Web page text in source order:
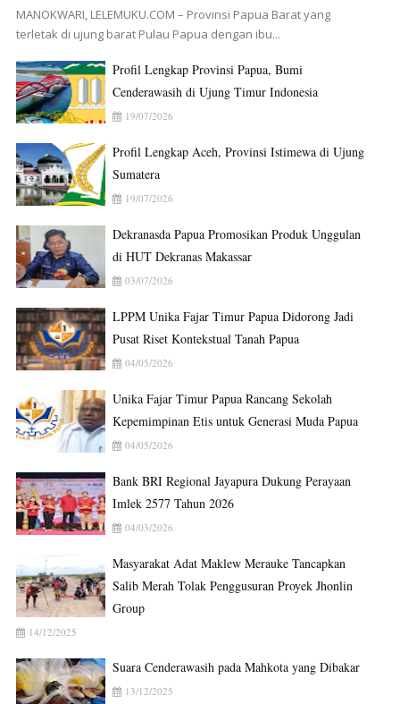
MANOKWARI, LELEMUKU.COM – Provinsi Papua Barat yang
terletak di ujung barat Pulau Papua dengan ibu...
Profil Lengkap Provinsi Papua, Bumi
Cenderawasih di Ujung Timur Indonesia
19/07/2026
Profil Lengkap Aceh, Provinsi Istimewa di Ujung
Sumatera
19/07/2026
Dekranasda Papua Promosikan Produk Unggulan
di HUT Dekranas Makassar
03/07/2026
LPPM Unika Fajar Timur Papua Didorong Jadi
Pusat Riset Kontekstual Tanah Papua
04/05/2026
Unika Fajar Timur Papua Rancang Sekolah
Kepemimpinan Etis untuk Generasi Muda Papua
04/05/2026
Bank BRI Regional Jayapura Dukung Perayaan
Imlek 2577 Tahun 2026
04/03/2026
Masyarakat Adat Maklew Merauke Tancapkan
Salib Merah Tolak Penggusuran Proyek Jhonlin
Group
14/12/2025
Suara Cenderawasih pada Mahkota yang Dibakar
13/12/2025